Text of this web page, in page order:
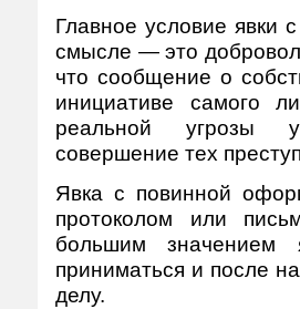
Главное условие явки
смысле — это
что сообщение о
инициативе самого
реальной угрозы
совершение тех
Явка с повинной
протоколом или
большим
приниматься и после
делу.